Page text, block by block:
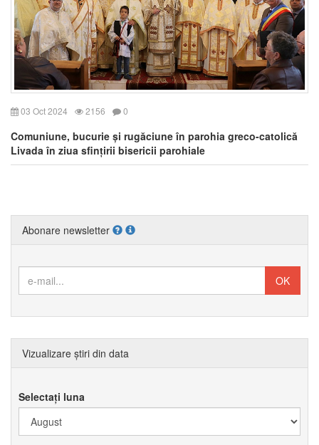
03 Oct 2024 2156 0
Comuniune, bucurie și rugăciune în parohia greco-catolică
Livada în ziua sfințirii bisericii parohiale
Abonare newsletter
Vizualizare știri din data
Selectați luna